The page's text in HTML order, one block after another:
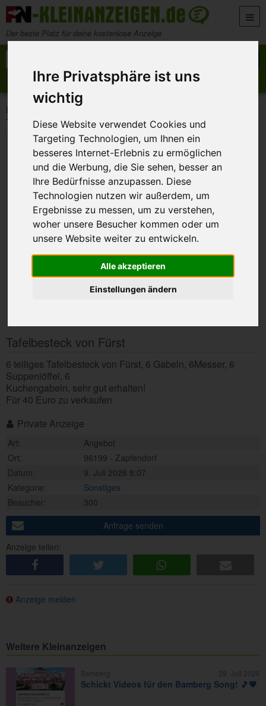
Ihre Privatsphäre ist uns
wichtig
Diese Website verwendet Cookies und
Targeting Technologien, um Ihnen ein
besseres Internet-Erlebnis zu ermöglichen
und die Werbung, die Sie sehen, besser an
Ihre Bedürfnisse anzupassen. Diese
Technologien nutzen wir außerdem, um
Ergebnisse zu messen, um zu verstehen,
woher unsere Besucher kommen oder um
unsere Website weiter zu entwickeln.
Alle akzeptieren
Einstellungen ändern
Zum Inhalt springen
Der beste Platz für deine kostenlose Anzeige
Anzeige aufgeben
Meine Anzeigen
FN-Kleinanzeigen >
Tafelbesteck von Fürst
Tafelbesteck von Fürst
6 teiliges Tafelbesteck von Fürst, 6 Gabeln, 6Messer, 6
Suppenlöffel, 6
Kuchengabeln, sehr gut erhalten!
Für 40 Euro zu verkaufen
Private Anzeige
Art:
Angebot
Ort:
96199 - Zapfendorf
Datum:
9. Juli 2026 8:07
Kategorie:
Sonstiges
Besucher:
300
Anfrage senden
Anzeige teilen:
Anzeige melden
Weitere Kleinanzeigen
Schickt Videos für den Bamberg Song! 🎵🧡